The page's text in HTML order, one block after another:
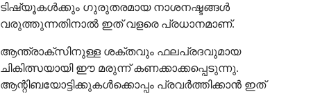
ടിഷ്യൂകൾക്കും ഗുരുതരമായ നാശനഷ്ടങ്ങൾ
വരുത്തുന്നതിനാൽ ഇത് വളരെ പ്രധാനമാണ്.
ആന്ത്രാക്സിനുള്ള ശക്തവും ഫലപ്രദവുമായ
ചികിത്സയായി ഈ മരുന്ന് കണക്കാക്കപ്പെടുന്നു.
ആന്റിബയോട്ടിക്കുകൾക്കൊപ്പം പ്രവർത്തിക്കാൻ ഇത്